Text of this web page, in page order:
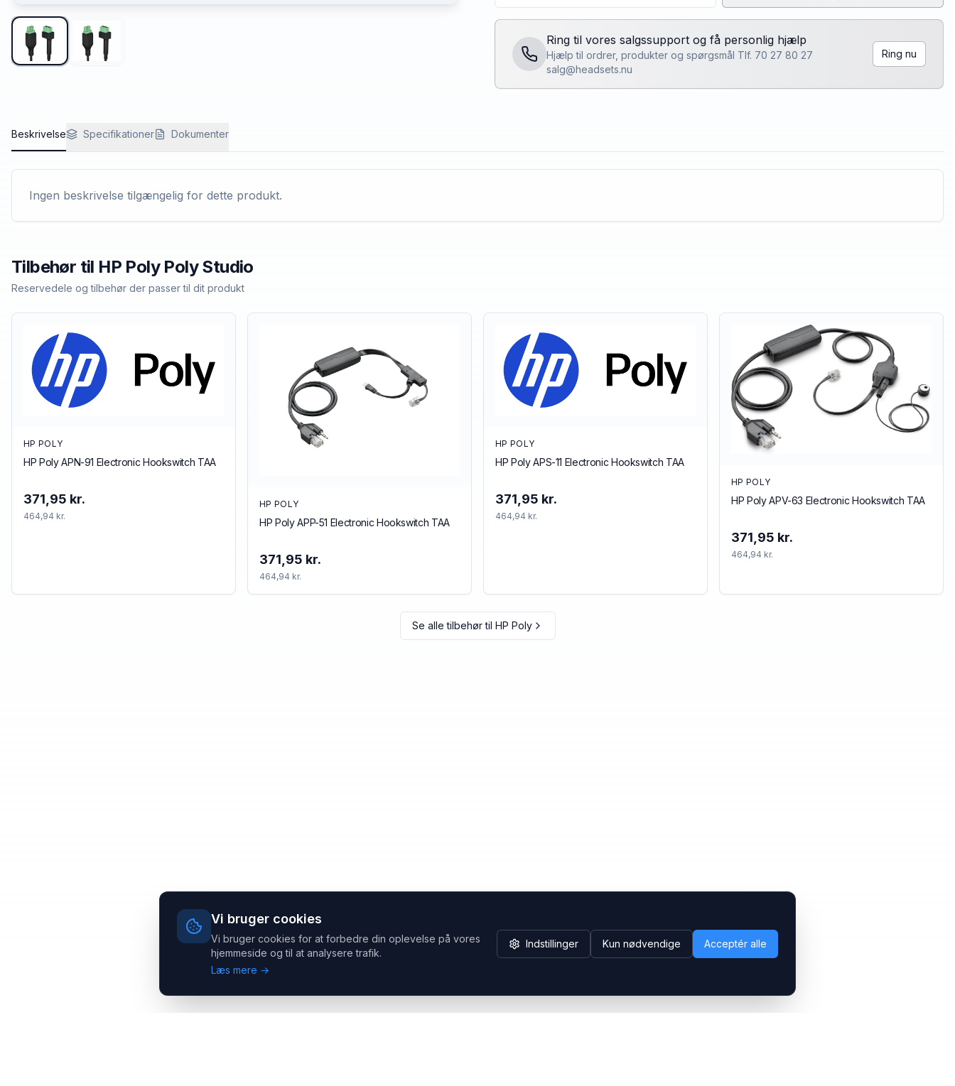
Vi bruger cookies
Vi bruger cookies for at forbedre din oplevelse på vores
hjemmeside og til at analysere trafik.
Læs mere →
Indstillinger Kun nødvendige Acceptér alle
Ring til vores salgssupport og få personlig hjælp
Hjælp til ordrer, produkter og spørgsmål Tlf. 70 27 80 27
salg@headsets.nu
Ring nu
Beskrivelse Specifikationer Dokumenter
Ingen beskrivelse tilgængelig for dette produkt.
Tilbehør til HP Poly Poly Studio
Reservedele og tilbehør der passer til dit produkt
HP POLY
HP Poly APN-91 Electronic Hookswitch TAA
371,95 kr.
464,94 kr.
HP POLY
HP Poly APP-51 Electronic Hookswitch TAA
371,95 kr.
464,94 kr.
HP POLY
HP Poly APS-11 Electronic Hookswitch TAA
371,95 kr.
464,94 kr.
HP POLY
HP Poly APV-63 Electronic Hookswitch TAA
371,95 kr.
464,94 kr.
Se alle tilbehør til HP Poly